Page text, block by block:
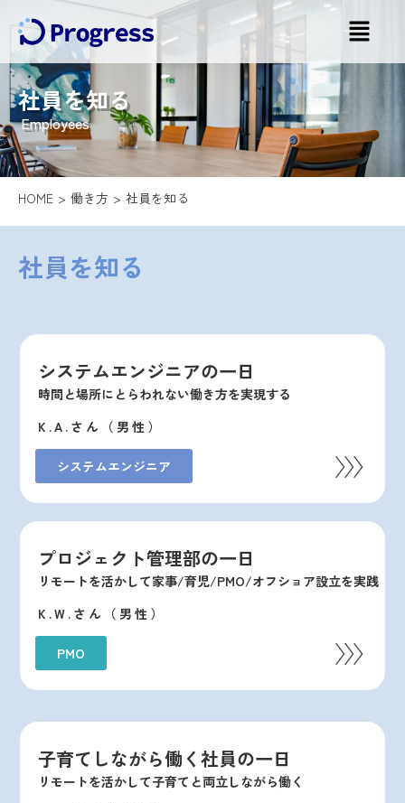
社員を知る
Employees
HOME 働き方 社員を知る
社員を知る
システムエンジニアの一日
時間と場所にとらわれない働き方を実現する
K.A. さん（男性）
システムエンジニア
プロジェクト管理部の一日
リモートを活かして家事/育児/PMO/オフショア設立を実践
K.W. さん （男性）
PMO
子育てしながら働く社員の一日
リモートを活かして子育てと両立しながら働く